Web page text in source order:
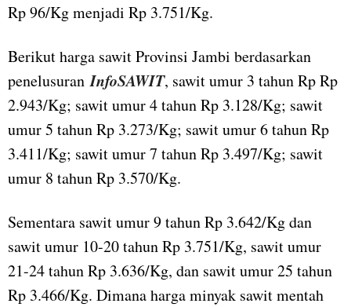
Rp 96/Kg menjadi Rp 3.751/Kg.
Berikut harga sawit Provinsi Jambi berdasarkan
penelusuranInfoSAWIT, sawit umur 3 tahun Rp Rp
2.943/Kg; sawit umur 4 tahun Rp 3.128/Kg; sawit
umur 5 tahun Rp 3.273/Kg; sawit umur 6 tahun Rp
3.411/Kg; sawit umur 7 tahun Rp 3.497/Kg; sawit
umur 8 tahun Rp 3.570/Kg.
Sementara sawit umur 9 tahun Rp 3.642/Kg dan
sawit umur 10-20 tahun Rp 3.751/Kg, sawit umur
21-24 tahun Rp 3.636/Kg, dan sawit umur 25 tahun
Rp 3.466/Kg. Dimana harga minyak sawit mentah